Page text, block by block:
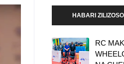
HABARI
RC